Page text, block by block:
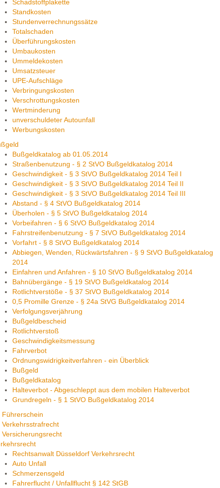
Schadstoffplakette
Standkosten
Stundenverrechnungssätze
Totalschaden
Überführungskosten
Umbaukosten
Ummeldekosten
Umsatzsteuer
UPE-Aufschläge
Verbringungskosten
Verschrottungskosten
Wertminderung
unverschuldeter Autounfall
Werbungskosten
Bußgeldkatalog ab 01.05.2014
Straßenbenutzung - § 2 StVO Bußgeldkatalog 2014
Geschwindigkeit - § 3 StVO Bußgeldkatalog 2014 Teil I
Geschwindigkeit - § 3 StVO Bußgeldkatalog 2014 Teil II
Geschwindigkeit - § 3 StVO Bußgeldkatalog 2014 Teil III
Abstand - § 4 StVO Bußgeldkatalog 2014
Überholen - § 5 StVO Bußgeldkatalog 2014
Vorbeifahren - § 6 StVO Bußgeldkatalog 2014
Fahrstreifenbenutzung - § 7 StVO Bußgeldkatalog 2014
Vorfahrt - § 8 StVO Bußgeldkatalog 2014
Abbiegen, Wenden, Rückwärtsfahren - § 9 StVO Bußgeldkatalog
2014
Einfahren und Anfahren - § 10 StVO Bußgeldkatalog 2014
Bahnübergänge - § 19 StVO Bußgeldkatalog 2014
Rotlichtverstöße - § 37 StVO Bußgeldkatalog 2014
0,5 Promille Grenze - § 24a StVG Bußgeldkatalog 2014
Verfolgungsverjährung
Bußgeldbescheid
Rotlichtverstoß
Geschwindigkeitsmessung
Fahrverbot
Ordnungswidrigkeitverfahren - ein Überblick
Bußgeld
Bußgeldkatalog
Halteverbot - Abgeschleppt aus dem mobilen Halteverbot
Grundregeln - § 1 StVO Bußgeldkatalog 2014
Führerschein
Verkehrsstrafrecht
Versicherungsrecht
Rechtsanwalt Düsseldorf Verkehrsrecht
Auto Unfall
Schmerzensgeld
Fahrerflucht / Unfallflucht § 142 StGB